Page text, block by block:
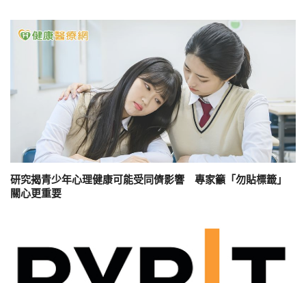
研究揭青少年心理健康可能受同儕影響 專家籲「勿貼標籤」
關心更重要